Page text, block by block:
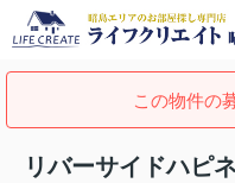
この物件の
リバーサイドハピ